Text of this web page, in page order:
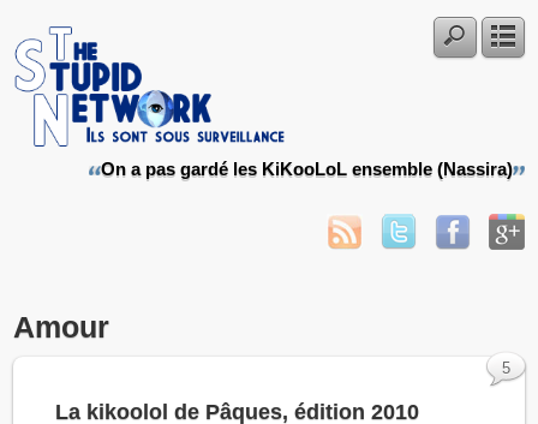
On a pas gardé les KiKooLoL ensemble (Nassira)
Amour
La kikoolol de Pâques, édition 2010
5